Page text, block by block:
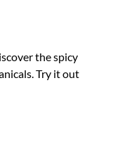
the spicy
Try it out